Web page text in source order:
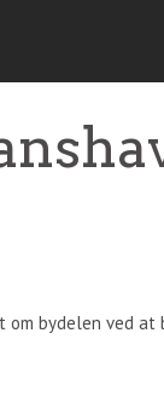
bydelen ved